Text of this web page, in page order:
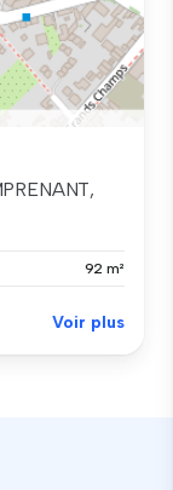
92 m²
Voir plus